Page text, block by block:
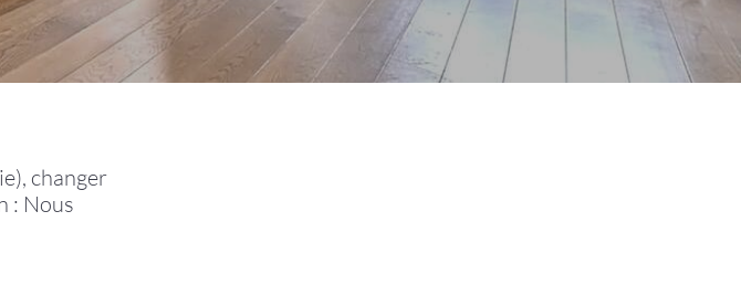
changer
: Nous